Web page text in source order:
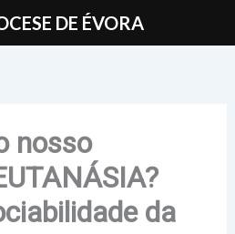
nosso
da
DE ÉVORA